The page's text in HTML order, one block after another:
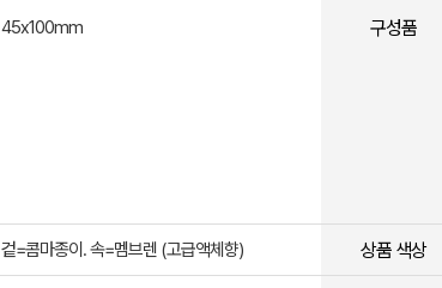
45x100mm 구성품
겉=콤마종이. 속=멤브렌 (고급액체향) 상품 색상